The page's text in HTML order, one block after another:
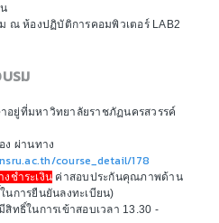
ณ ห้องปฏิบัติการคอมพิวเตอร์ LAB2
รม
อยู่ที่มหาวิทยาลัยราชภัฏนครสวรรค์
ง ผ่านทาง
course_detail/178
ชำระเงิน ค่าสอบประกันคุณภาพด้าน
นการยืนยันลงทะเบียน)
ทธิ์ในการเข้าสอบเวลา 13.30 -